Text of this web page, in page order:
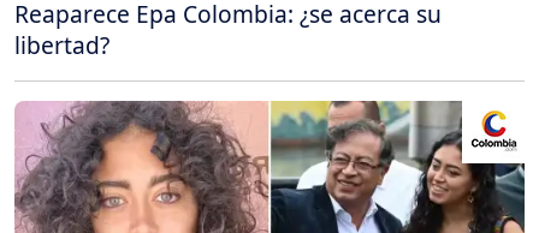
Reaparece Epa Colombia: ¿se acerca su
libertad?